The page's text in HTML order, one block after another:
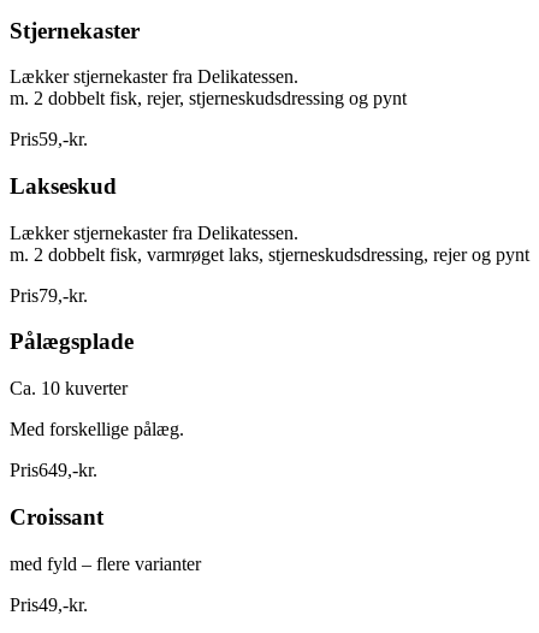
Stjernekaster
Lækker stjernekaster fra Delikatessen.
m. 2 dobbelt fisk, rejer, stjerneskudsdressing og pynt
Pris59,-kr.
Lakseskud
Lækker stjernekaster fra Delikatessen.
m. 2 dobbelt fisk, varmrøget laks, stjerneskudsdressing, rejer og pynt
Pris79,-kr.
Pålægsplade
Ca. 10 kuverter
Med forskellige pålæg.
Pris649,-kr.
Croissant
med fyld – flere varianter
Pris49,-kr.